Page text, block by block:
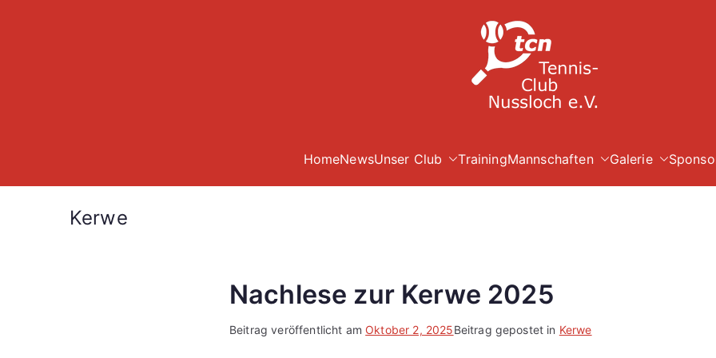
HomeNewsUnser Club TrainingMannschaften Galerie
Kerwe
Nachlese zur Kerwe 2025
Beitrag veröffentlicht am Oktober 2, 2025Beitrag gepostet in Kerwe